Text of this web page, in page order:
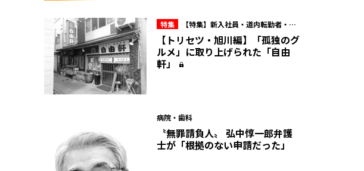
特集
【特集】新入社員・道内転勤者・営
業マン必読 地方6都市の“トリセツ”
【トリセツ・旭川編】「孤独のグ
ルメ」に取り上げられた「自由
軒」
病院・歯科
〝無罪請負人〟 弘中惇一郎弁護
士が「根拠のない申請だった」